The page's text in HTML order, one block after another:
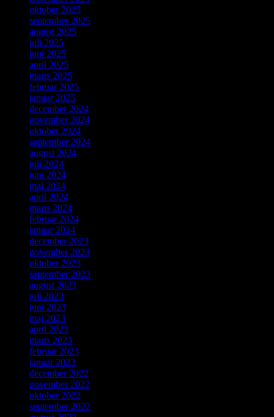
oktober 2025
september 2025
august 2025
juli 2025
juni 2025
april 2025
marts 2025
februar 2025
januar 2025
december 2024
november 2024
oktober 2024
september 2024
august 2024
juli 2024
juni 2024
maj 2024
april 2024
marts 2024
februar 2024
januar 2024
december 2023
november 2023
oktober 2023
september 2023
august 2023
juli 2023
juni 2023
maj 2023
april 2023
marts 2023
februar 2023
januar 2023
december 2022
november 2022
oktober 2022
september 2022